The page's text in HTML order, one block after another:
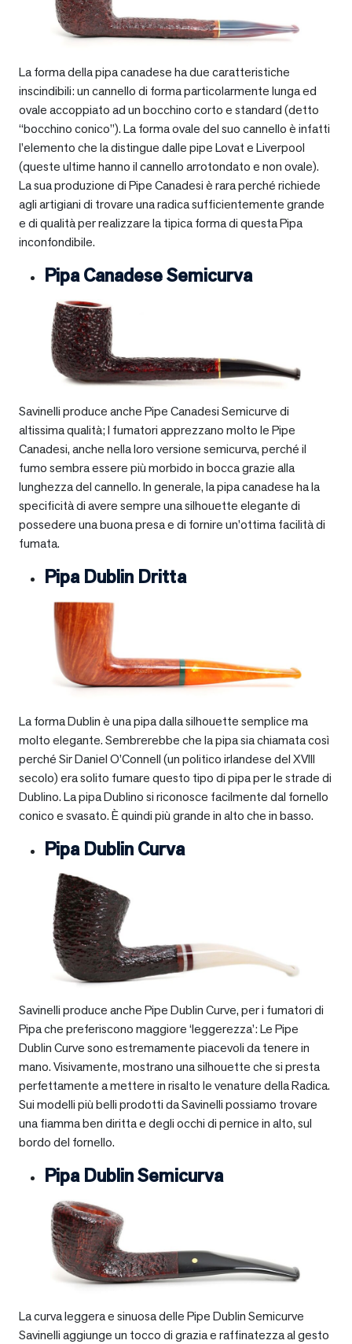
La forma della pipa canadese ha due caratteristiche
inscindibili: un cannello di forma particolarmente lunga ed
ovale accoppiato ad un bocchino corto e standard (detto
“bocchino conico”). La forma ovale del suo cannello è infatti
l’elemento che la distingue dalle pipe Lovat e Liverpool
(queste ultime hanno il cannello arrotondato e non ovale).
La sua produzione di Pipe Canadesi è rara perché richiede
agli artigiani di trovare una radica sufficientemente grande
e di qualità per realizzare la tipica forma di questa Pipa
inconfondibile.
Pipa Canadese Semicurva
Savinelli produce anche Pipe Canadesi Semicurve di
altissima qualità; I fumatori apprezzano molto le Pipe
Canadesi, anche nella loro versione semicurva, perché il
fumo sembra essere più morbido in bocca grazie alla
lunghezza del cannello. In generale, la pipa canadese ha la
specificità di avere sempre una silhouette elegante di
possedere una buona presa e di fornire un’ottima facilità di
fumata.
Pipa Dublin Dritta
La forma Dublin è una pipa dalla silhouette semplice ma
molto elegante. Sembrerebbe che la pipa sia chiamata così
perché Sir Daniel O’Connell (un politico irlandese del XVIII
secolo) era solito fumare questo tipo di pipa per le strade di
Dublino. La pipa Dublino si riconosce facilmente dal fornello
conico e svasato. È quindi più grande in alto che in basso.
Pipa Dublin Curva
Savinelli produce anche Pipe Dublin Curve, per i fumatori di
Pipa che preferiscono maggiore ‘leggerezza’: Le Pipe
Dublin Curve sono estremamente piacevoli da tenere in
mano. Visivamente, mostrano una silhouette che si presta
perfettamente a mettere in risalto le venature della Radica.
Sui modelli più belli prodotti da Savinelli possiamo trovare
una fiamma ben diritta e degli occhi di pernice in alto, sul
bordo del fornello.
Pipa Dublin Semicurva
La curva leggera e sinuosa delle Pipe Dublin Semicurve
Savinelli aggiunge un tocco di grazia e raffinatezza al gesto